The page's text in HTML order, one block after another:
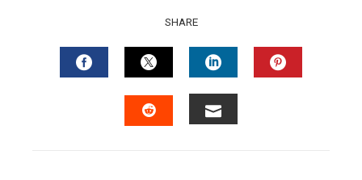
SHARE
FACEBOOKTWITTERLINKEDIN